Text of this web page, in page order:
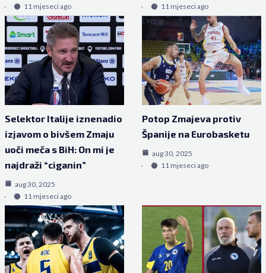
11 mjeseci ago
11 mjeseci ago
Selektor Italije iznenadio
izjavom o bivšem Zmaju
uoči meča s BiH: On mi je
najdraži “ciganin”
aug 30, 2025
11 mjeseci ago
Potop Zmajeva protiv
Španije na Eurobasketu
aug 30, 2025
11 mjeseci ago